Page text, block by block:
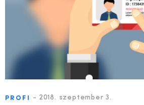
PROFI - 2018. szeptember 3.